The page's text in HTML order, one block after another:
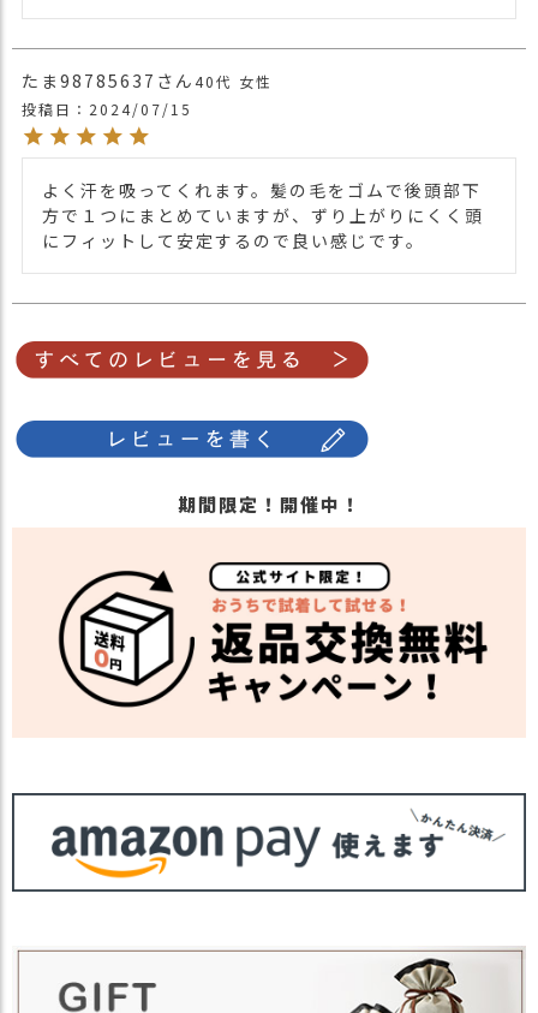
たま98785637 40代 女性
投稿日
2024/07/15
よく汗を吸ってくれます。髪の毛をゴムで後頭部下
方で１つにまとめていますが、ずり上がりにくく頭
にフィットして安定するので良い感じです。
期間限定！開催中！